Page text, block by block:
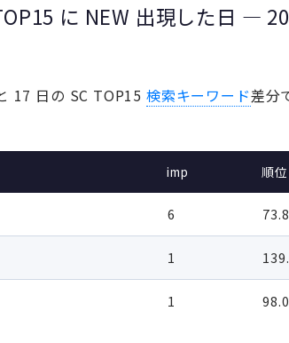
に NEW 出現した日 —
17 日の SC TOP15 検索キーワード差分
imp 順位
6 73.8
1
1 98.0